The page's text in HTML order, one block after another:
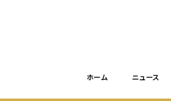
ホーム ニュース